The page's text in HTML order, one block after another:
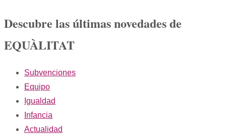
Descubre las últimas novedades de
EQUÀLITAT
Subvenciones
Equipo
Igualdad
Infancia
Actualidad